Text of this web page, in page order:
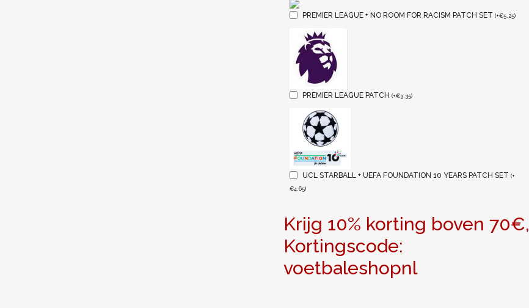
PREMIER LEAGUE + NO ROOM FOR RACISM PATCH SET(+€5.25)
PREMIER LEAGUE PATCH(+€3.35)
UCL STARBALL + UEFA FOUNDATION 10 YEARS PATCH SET(+
€4.65)
Krijg 10% korting boven 70€,
Kortingscode:
voetbaleshopnl